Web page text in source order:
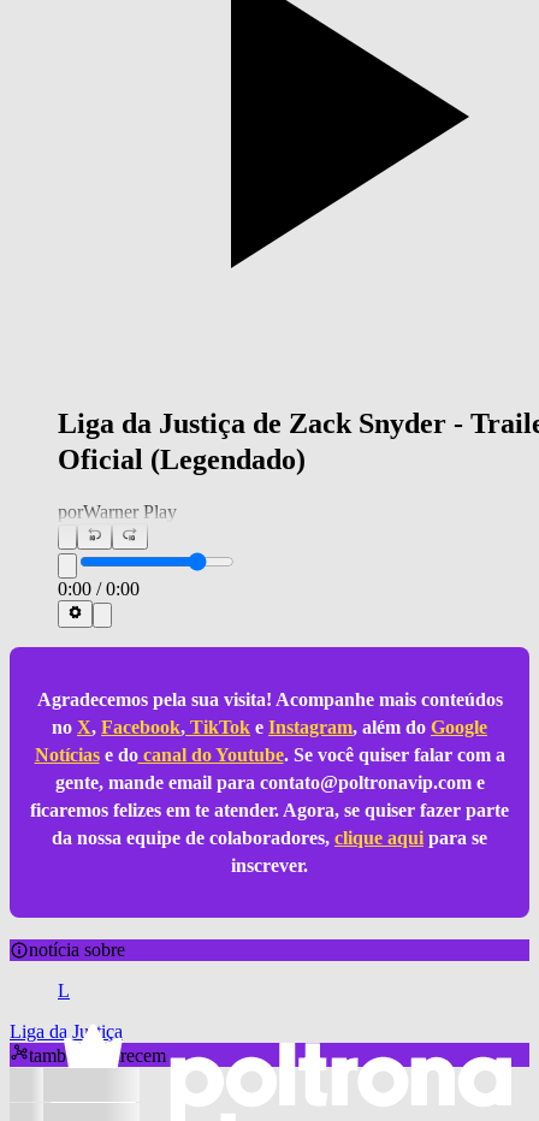
Liga da Justiça de Zack Snyder -
Oficial (Legendado)
porWarner Play
0:00 /0:00
Agradecemos pela sua visita! Acompanhe mais conteúdos
no X, Facebook, TikTok e Instagram, além do Google
Notíciase docanal do Youtube. Se você quiser falar com a
gente, mande email para contato@poltronavip.come
ficaremos felizes em te atender. Agora, se quiser fazer parte
da nossa equipe de colaboradores, clique aqui para se
inscrever.
notícia sobre
L
Liga da Justiça
também aparecem